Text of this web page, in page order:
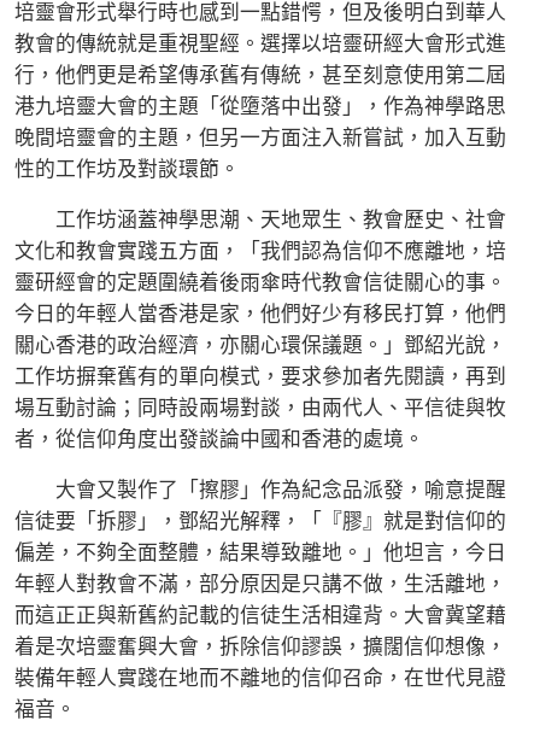
培靈會形式舉行時也感到一點錯愕，但及後明白到華人
教會的傳統就是重視聖經。選擇以培靈研經大會形式進
行，他們更是希望傳承舊有傳統，甚至刻意使用第二屆
港九培靈大會的主題「從墮落中出發」，作為神學路思
晚間培靈會的主題，但另一方面注入新嘗試，加入互動
性的工作坊及對談環節。
工作坊涵蓋神學思潮、天地眾生、教會歷史、社會
文化和教會實踐五方面，「我們認為信仰不應離地，培
靈研經會的定題圍繞着後雨傘時代教會信徒關心的事。
今日的年輕人當香港是家，他們好少有移民打算，他們
關心香港的政治經濟，亦關心環保議題。」鄧紹光說，
工作坊摒棄舊有的單向模式，要求參加者先閱讀，再到
場互動討論；同時設兩場對談，由兩代人、平信徒與牧
者，從信仰角度出發談論中國和香港的處境。
大會又製作了「擦膠」作為紀念品派發，喻意提醒
信徒要「拆膠」，鄧紹光解釋，「『膠』就是對信仰的
偏差，不夠全面整體，結果導致離地。」他坦言，今日
年輕人對教會不滿，部分原因是只講不做，生活離地，
而這正正與新舊約記載的信徒生活相違背。大會冀望藉
着是次培靈奮興大會，拆除信仰謬誤，擴闊信仰想像，
裝備年輕人實踐在地而不離地的信仰召命，在世代見證
福音。